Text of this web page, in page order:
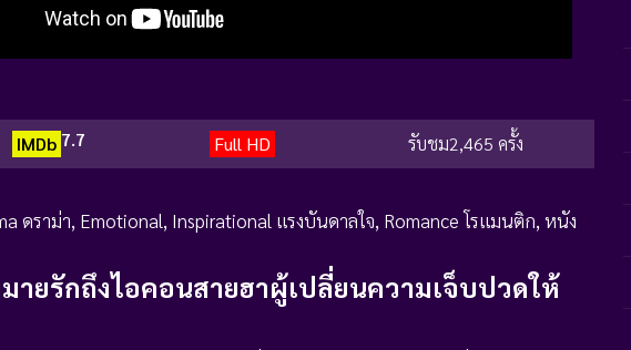
IMDb 7.7 Full HD รับชม2,465 ครั้ง
ดราม่า, Emotional, Inspirational แรงบันดาลใจ, Romance โรแมนติก, หนัง
ายรักถึงไอคอนสายฮาผู้เปลี่ยนความเจ็บปวดให้